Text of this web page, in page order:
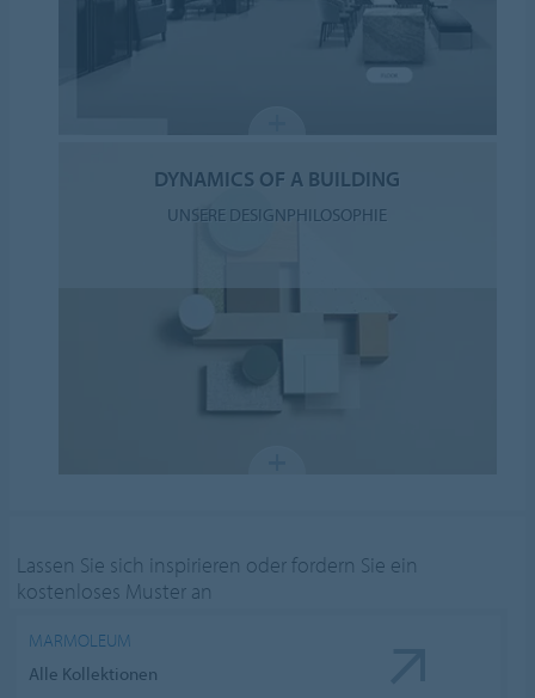
DYNAMICS OF A BUILDING
UNSERE DESIGNPHILOSOPHIE
Lassen Sie sich inspirieren oder fordern Sie ein
kostenloses Muster an
MARMOLEUM
Alle Kollektionen